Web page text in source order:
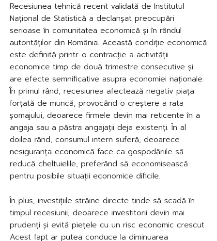
Recesiunea tehnică recent validată de Institutul
Național de Statistică a declanșat preocupări
serioase în comunitatea economică și în rândul
autorităților din România. Această condiție economică
este definită printr-o contracție a activității
economice timp de două trimestre consecutive și
are efecte semnificative asupra economiei naționale.
În primul rând, recesiunea afectează negativ piața
forțată de muncă, provocând o creștere a rata
șomajului, deoarece firmele devin mai reticente în a
angaja sau a păstra angajații deja existenți. În al
doilea rând, consumul intern suferă, deoarece
nesiguranța economică face ca gospodăriile să
reducă cheltuielile, preferând să economisească
pentru posibile situații economice dificile.
În plus, investițiile străine directe tinde să scadă în
timpul recesiunii, deoarece investitorii devin mai
prudenți și evită piețele cu un risc economic crescut.
Acest fapt ar putea conduce la diminuarea